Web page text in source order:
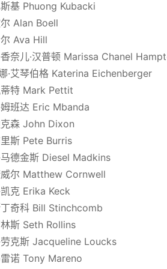
斯基 Phuong Kubacki
尔 Alan Boell
尔 Ava Hill
香奈儿·汉普顿 Marissa Chanel
·艾琴伯格 Katerina Eichenberger
蒂特 Mark Pettit
姆班达 Eric Mbanda
克森 John Dixon
里斯 Pete Burris
马德金斯 Diesel Madkins
威尔 Matthew Cornwell
凯克 Erika Keck
丁奇科 Bill Stinchcomb
林斯 Seth Rollins
劳克斯 Jacqueline Loucks
雷诺 Tony Mareno